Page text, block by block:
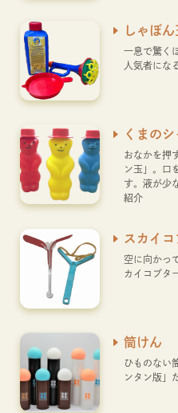
しゃぼ
一息で驚く
人気者にな
くまの
おなかを押
ン玉」。口
す。液が少
紹介
スカイ
空に向かっ
カイコプタ
筒けん
ひものない
ンタン版」